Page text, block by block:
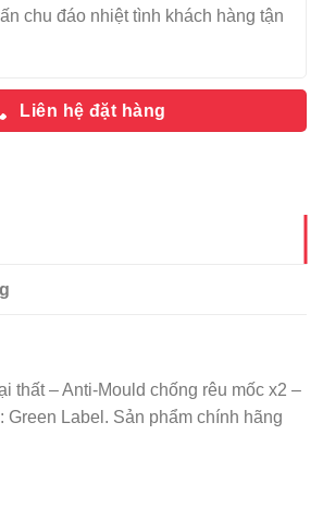
chu đáo nhiệt tình khách hàng tận
Liên hệ đặt hàng
thất – Anti-Mould chống rêu mốc x2 –
Green Label. Sản phẩm chính hãng